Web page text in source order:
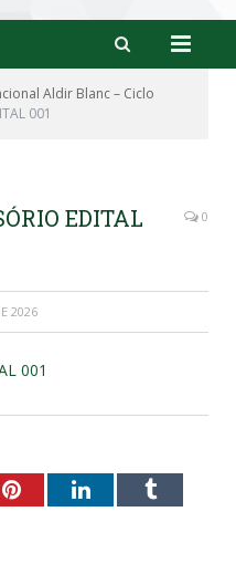
Aldir Blanc – Ciclo
001
EDITAL
0
2026
001
PinterestLinkedInTumblr